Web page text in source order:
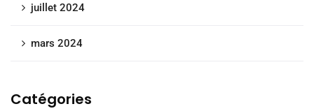
juillet 2024
mars 2024
Catégories